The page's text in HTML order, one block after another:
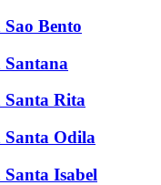
Bento
Santana
Santa Rita
Santa Odila
Isabel